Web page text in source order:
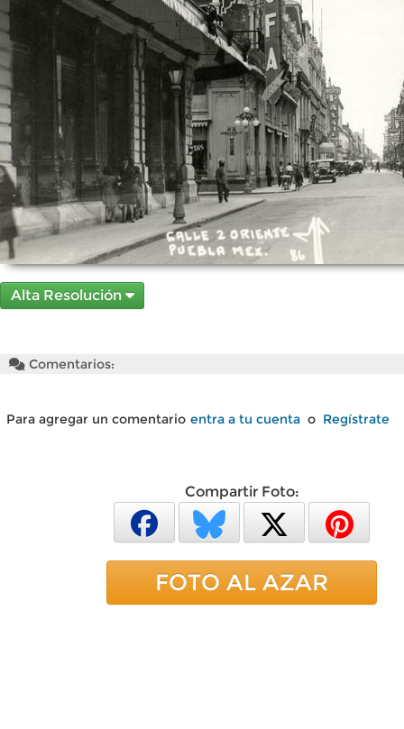
Alta Resolución
Comentarios:
Para agregar un comentario entra a tu cuenta o Regístrate
Compartir Foto:
FOTO AL AZAR